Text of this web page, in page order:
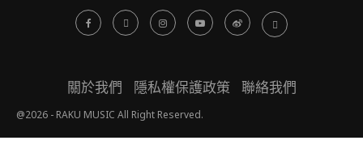
關於我們 隱私權保護政策 聯絡我們
@2026 - RAKU MUSIC All Right Reserved.